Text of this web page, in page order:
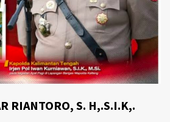
RIANTORO, S. H,.S.I.K,.